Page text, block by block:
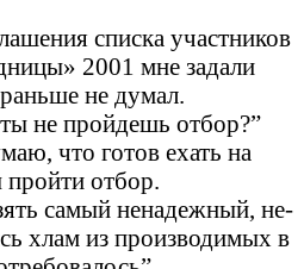
списка участников
2001 мне задали
не думал.
не пройдешь отбор?”
что готов ехать на
отбор.
самый ненадежный, не-
хлам из производимых в